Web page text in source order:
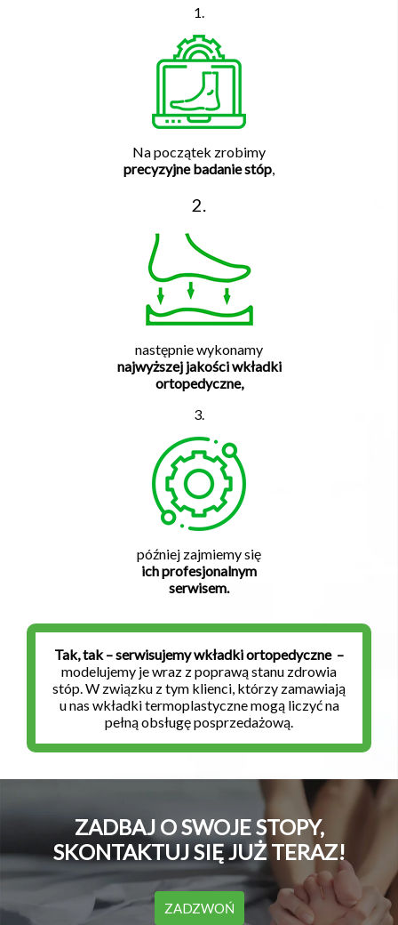
1.
Na początek zrobimy
precyzyjne badanie stóp
2.
następnie wykonamy
najwyższej jakości wkładki
ortopedyczne,
3.
później zajmiemy się
ich profesjonalnym
serwisem.
Tak, tak – serwisujemy wkładki ortopedyczne –
modelujemy je wraz z poprawą stanu zdrowia
stóp. W związku z tym klienci, którzy zamawiają
u nas wkładki termoplastyczne mogą liczyć na
pełną obsługę posprzedażową.
ZADBAJ O SWOJE STOPY,
SKONTAKTUJ SIĘ JUŻ TERAZ!
ZADZWOŃ